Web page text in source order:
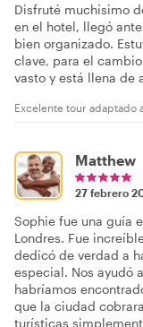
Disfruté muchísimo
en el hotel, llegó
bien organizado.
clave, para el
vasto y está llena de
Excelente tour adaptado
Matthew
27 febrero
Sophie fue una guía
Londres. Fue
dedicó de verdad a
especial. Nos ayudó
habríamos
que la ciudad
turísticas